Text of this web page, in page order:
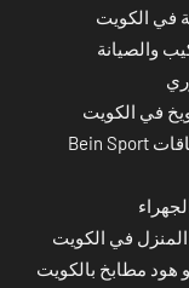
والصيانة
في الكويت
اشتراك بي ان سبورت المنطقة العاشرة باقات Bein Sport
في الكويت
هود مطابخ بالكويت